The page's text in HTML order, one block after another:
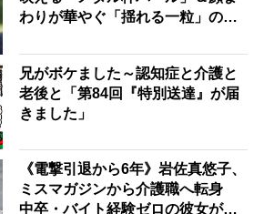
わりが華やぐ「揺れる一粒」の使
兄がボケました～認知症と介護と
老後と「第84回『特別送達』が届
きました」
《電撃引退から6年》岩佐真悠子、
ミスマガジンから介護職へ転身
中卒・バイト経験ゼロの彼女が見